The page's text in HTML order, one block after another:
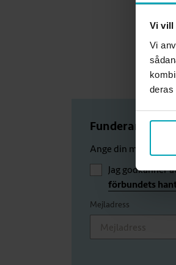
Vi vill
Vi
deras
Funderar du
Ange din
Jag godkänner
förbundets
Mejladress